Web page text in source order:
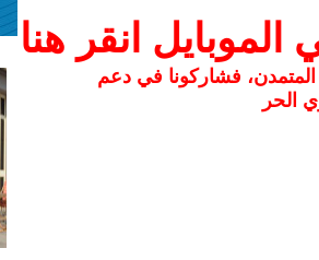
انقر هنا
المتمدن، فشاركونا في دعم
الحر